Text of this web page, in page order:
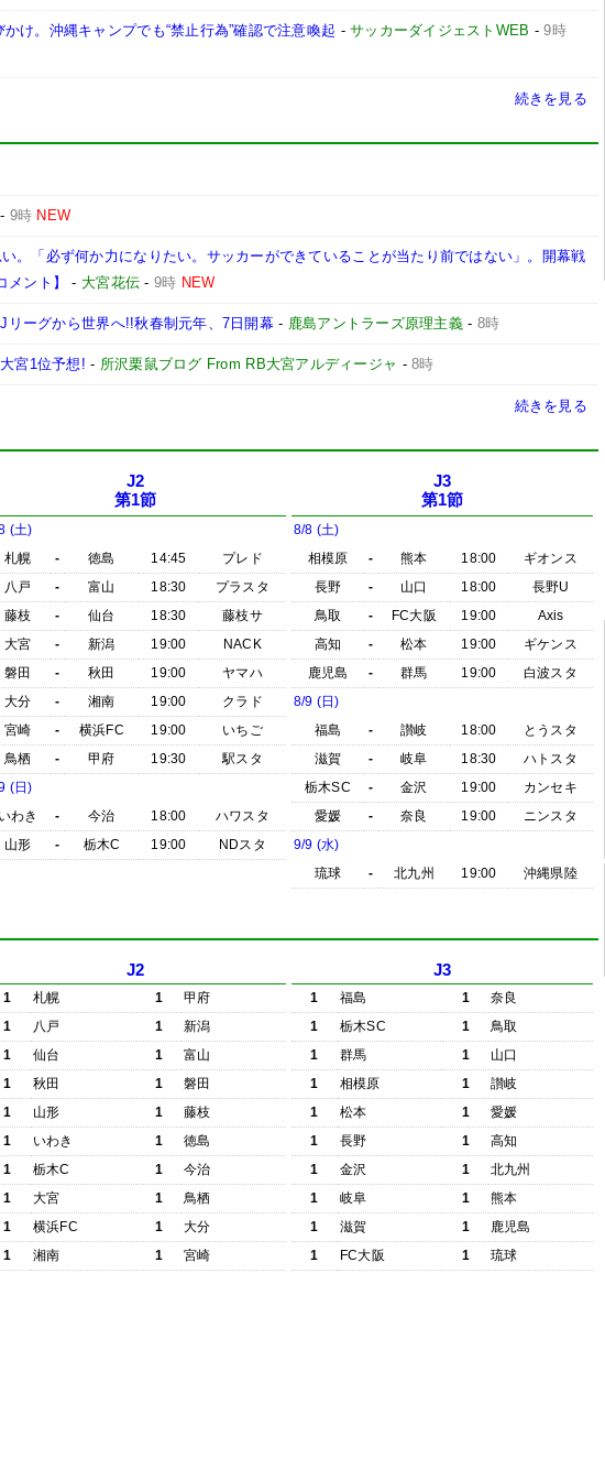
け。沖縄キャンプでも“禁止行為”確認で注意喚起 -サッカーダイジェストWEB -9時
続きを見る
9時 NEW
。「必ず何か力になりたい。サッカーができていることが当たり前ではない」。開幕戦
ント】
- 大宮花伝 - 9時 NEW
ーグから世界へ!!秋春制元年、7日開幕 - 鹿島アントラーズ原理主義 - 8時
宮1位予想! - 所沢栗鼠ブログ From RB大宮アルディージャ -8時
続きを見る
J2
第1節
(土)
札幌
- 徳島 14:45
プレド
八戸
- 富山 18:30
プラスタ
藤枝
- 仙台 18:30
藤枝サ
大宮
- 新潟 19:00
NACK
磐田
- 秋田 19:00
ヤマハ
大分
- 湘南 19:00
クラド
宮崎
- 横浜FC 19:00
いちご
鳥栖
- 甲府 19:30
駅スタ
(日)
わき
- 今治 18:00
ハワスタ
山形
- 栃木C 19:00 NDスタ
J3
第1節
8/8 (土)
相模原
- 熊本 18:00
ギオンス
長野
- 山口 18:00
長野U
鳥取
- FC大阪 19:00
Axis
高知
- 松本 19:00
ギケンス
鹿児島
- 群馬 19:00
白波スタ
8/9 (日)
福島
- 讃岐 18:00
とうスタ
滋賀
- 岐阜 18:30
ハトスタ
栃木SC
- 金沢 19:00
カンセキ
愛媛
- 奈良 19:00
ニンスタ
9/9 (水)
琉球
- 北九州 19:00 沖縄県陸
J2
1 札幌 1
甲府
1
八戸 1
新潟
1
仙台 1
富山
1
秋田 1
磐田
1
山形 1
藤枝
1
いわき 1
徳島
1
栃木C 1
今治
1
大宮 1
鳥栖
1
横浜FC 1
大分
1
湘南 1 宮崎
J3
1 福島 1
奈良
1
栃木SC 1
鳥取
1
群馬 1
山口
1
相模原 1
讃岐
1
松本 1
愛媛
1
長野 1
高知
1
金沢 1
北九州
1
岐阜 1
熊本
1
滋賀 1
鹿児島
1
FC大阪 1 琉球